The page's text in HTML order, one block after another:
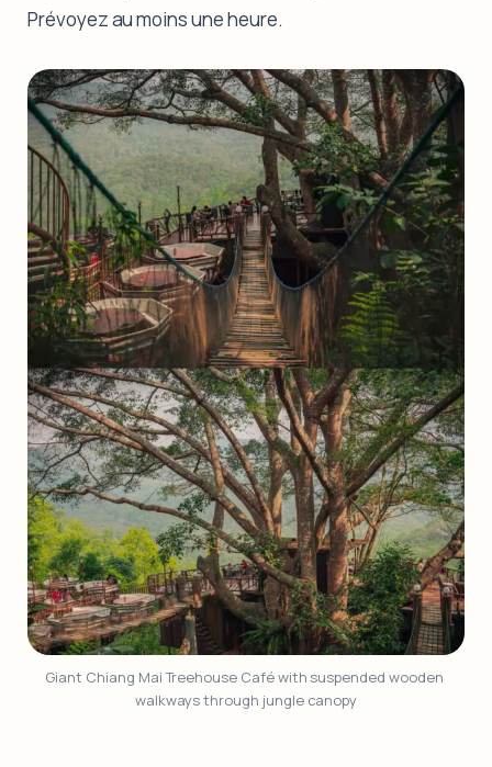
Prévoyez au moins une heure.
Giant Chiang Mai Treehouse Café with suspended wooden
walkways through jungle canopy